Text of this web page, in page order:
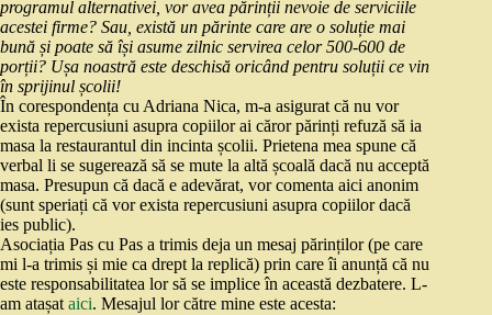
programul alternativei, vor avea părinții nevoie de serviciile
acestei firme? Sau, există un părinte care are o soluție mai
bună și poate să își asume zilnic servirea celor 500-600 de
porții? Ușa noastră este deschisă oricând pentru soluții ce vin
în sprijinul școlii!
În corespondența cu Adriana Nica, m-a asigurat că nu vor
exista repercusiuni asupra copiilor ai căror părinți refuză să ia
masa la restaurantul din incinta școlii. Prietena mea spune că
verbal li se sugerează să se mute la altă școală dacă nu acceptă
masa. Presupun că dacă e adevărat, vor comenta aici anonim
(sunt speriați că vor exista repercusiuni asupra copiilor dacă
ies public).
Asociația Pas cu Pas a trimis deja un mesaj părinților (pe care
mi l-a trimis și mie ca drept la replică) prin care îi anunță că nu
este responsabilitatea lor să se implice în această dezbatere. L-
am atașat aici. Mesajul lor către mine este acesta: